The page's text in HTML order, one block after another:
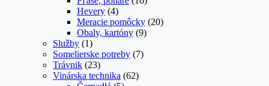
Hevery (4)
Meracie pomôcky (20)
Obaly, kartóny (9)
Služby (1)
Somelierske potreby (7)
Trávnik (23)
Vinárska technika (62)